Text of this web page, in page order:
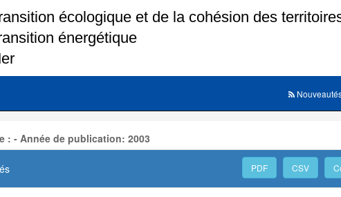
: - Année de publication: 2003
PDF CSV